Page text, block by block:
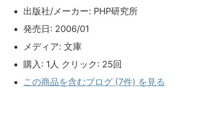
出版社/メーカー: PHP研究所
発売日: 2006/01
メディア: 文庫
購入 : 1人 クリック: 25回
この商品を含むブログ (7件) を見る